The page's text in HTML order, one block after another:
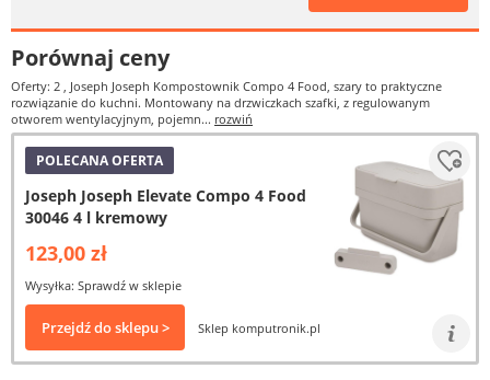
Porównaj ceny
Oferty: 2 , Joseph Joseph Kompostownik Compo 4 Food, szary to praktyczne
rozwiązanie do kuchni. Montowany na drzwiczkach szafki, z regulowanym
otworem wentylacyjnym, pojemn... rozwiń
POLECANA OFERTA
Joseph Joseph Elevate Compo 4 Food
30046 4 l kremowy
123,00 zł
Wysyłka: Sprawdź w sklepie
Przejdź do sklepu > Sklep komputronik.pl